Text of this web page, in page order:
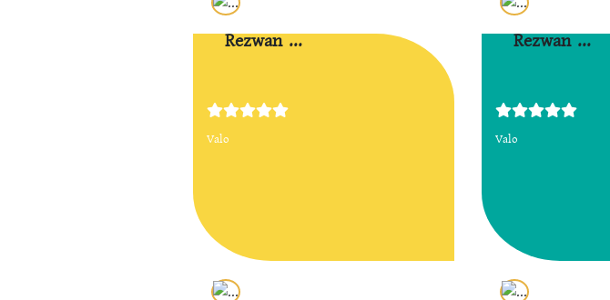
Rezwan ...
Valo
Rezwan ...
Valo